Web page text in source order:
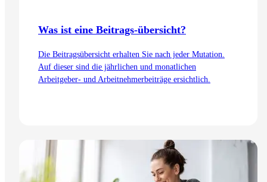
Was ist eine Beitrags-übersicht?
Die Beitragsübersicht erhalten Sie nach jeder Mutation.
Auf dieser sind die jährlichen und monatlichen
Arbeitgeber- und Arbeitnehmerbeiträge ersichtlich.
Zum Artikel